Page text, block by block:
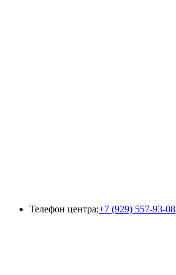
Телефон центра:+7 (929) 557-93-08